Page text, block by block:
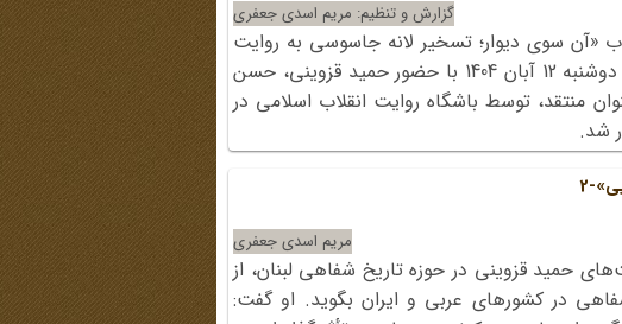
گزارش و تنظیم: مریم اسدی جعفری
«آن سوی دیوار؛ تسخیر لانه جاسوسی به روایت
حبیب‌الله بیطرف» نوشته محمد محبوبی، عصر دوشنبه 12 آبان 1404 با حضور حمید قزوینی، حسن
منتقد، توسط باشگاه روایت انقلاب اسلامی در
شد.
2
مریم اسدی جعفری
حمید قزوینی در حوزه تاریخ شفاهی لبنان، از
در کشورهای عربی و ایران بگوید. او گفت: